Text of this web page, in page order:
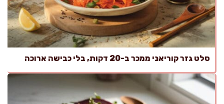
סלט גזר קוריאני ממכר ב-20 דקות, בלי כבישה ארוכה